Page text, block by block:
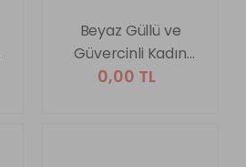
Beyaz Güllü ve
Güvercinli Kadın
Cam Tablo
0,00 TL